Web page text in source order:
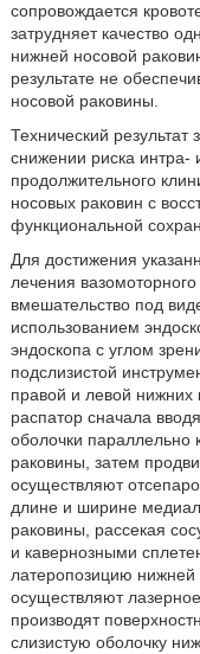
сопровождается
затрудняет качество
нижней носовой
результате не
носовой раковины.
Технический
снижении риска интра-
продолжительного
носовых раковин с
функциональной
Для достижения
лечения
вмешательство под
использованием
эндоскопа с углом
подслизистой
правой и левой нижних
распатор сначала
оболочки параллельно
раковины, затем
осуществляют
длине и ширине
раковины, рассекая
и кавернозными
латеропозицию нижней
осуществляют
производят
слизистую оболочку